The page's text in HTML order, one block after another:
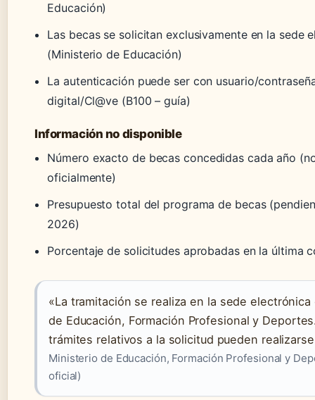
Educación)
Las becas se solicitan exclusivamente en la sede
(Ministerio de Educación)
La autenticación puede ser con usuario/
digital/Cl@ve (B100 – guía)
Información no disponible
Número exacto de becas concedidas cada año
oficialmente)
Presupuesto total del programa de becas
2026)
Porcentaje de solicitudes aprobadas en la última
«La tramitación se realiza en la sede
de Educación, Formación Profesional y
trámites relativos a la solicitud pueden
Ministerio de Educación, Formación Profesional y
oficial)